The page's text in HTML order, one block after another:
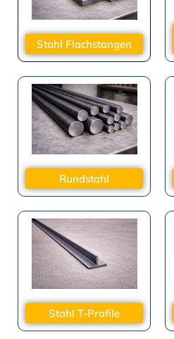
Stahl Flachstangen
Rundstahl
Stahl T-Profile